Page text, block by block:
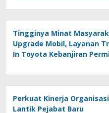
Tingginya Minat
Upgrade Mobil, Layanan
In Toyota Kebanjiran
Perkuat Kinerja
Lantik Pejabat Baru